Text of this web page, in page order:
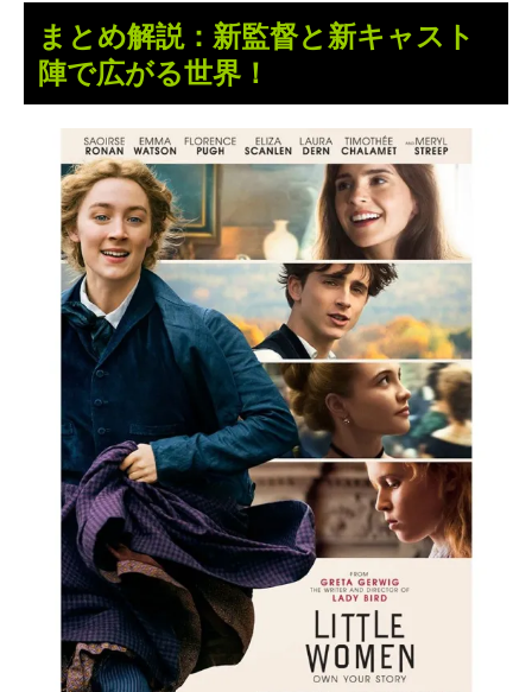
まとめ解説：新監督と新キャスト
陣で広がる世界！